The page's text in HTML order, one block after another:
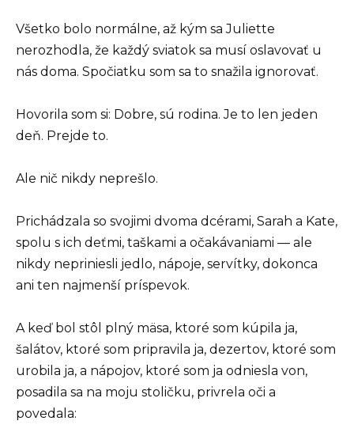
Všetko bolo normálne, až kým sa Juliette
nerozhodla, že každý sviatok sa musí oslavovať u
nás doma. Spočiatku som sa to snažila ignorovať.
Hovorila som si: Dobre, sú rodina. Je to len jeden
deň. Prejde to.
Ale nič nikdy neprešlo.
Prichádzala so svojimi dvoma dcérami, Sarah a Kate,
spolu s ich deťmi, taškami a očakávaniami — ale
nikdy nepriniesli jedlo, nápoje, servítky, dokonca
ani ten najmenší príspevok.
A keď bol stôl plný mäsa, ktoré som kúpila ja,
šalátov, ktoré som pripravila ja, dezertov, ktoré som
urobila ja, a nápojov, ktoré som ja odniesla von,
posadila sa na moju stoličku, privrela oči a
povedala: